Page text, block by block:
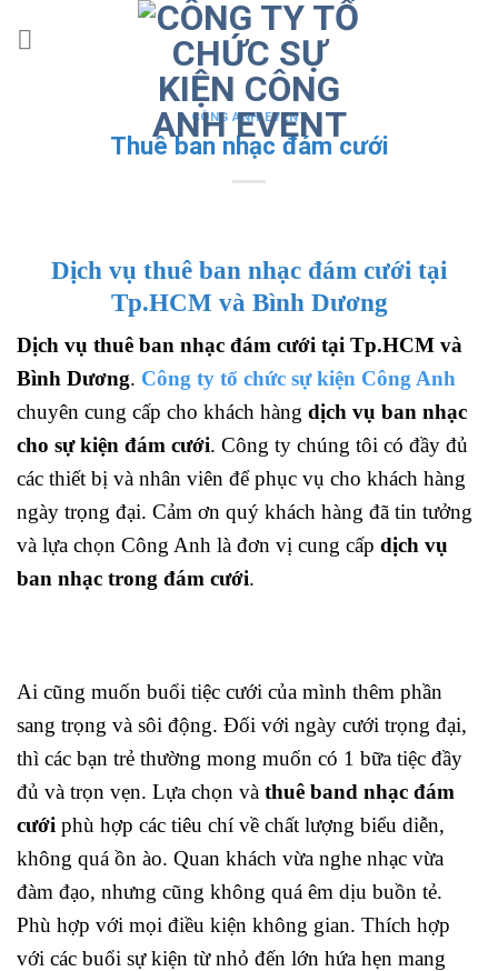
CÔNG ANH EVENT
Thuê ban nhạc đám cưới
Dịch vụ thuê ban nhạc đám cưới tại
Tp.HCM và Bình Dương
Dịch vụ thuê ban nhạc đám cưới tại Tp.HCM và
Bình Dương. Công ty tổ chức sự kiện Công Anh
chuyên cung cấp cho khách hàng dịch vụ ban nhạc
cho sự kiện đám cưới. Công ty chúng tôi có đầy đủ
các thiết bị và nhân viên để phục vụ cho khách hàng
ngày trọng đại. Cảm ơn quý khách hàng đã tin tưởng
và lựa chọn Công Anh là đơn vị cung cấp dịch vụ
ban nhạc trong đám cưới.
Ai cũng muốn buổi tiệc cưới của mình thêm phần
sang trọng và sôi động. Đối với ngày cưới trọng đại,
thì các bạn trẻ thường mong muốn có 1 bữa tiệc đầy
đủ và trọn vẹn. Lựa chọn và thuê band nhạc đám
cưới phù hợp các tiêu chí về chất lượng biểu diễn,
không quá ồn ào. Quan khách vừa nghe nhạc vừa
đàm đạo, nhưng cũng không quá êm dịu buồn tẻ.
Phù hợp với mọi điều kiện không gian. Thích hợp
với các buổi sự kiện từ nhỏ đến lớn hứa hẹn mang